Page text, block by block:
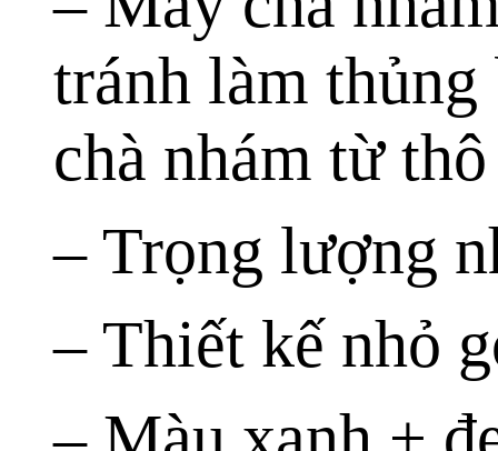
tránh làm
chà nhám từ
– Trọng lượng
– Thiết kế nhỏ